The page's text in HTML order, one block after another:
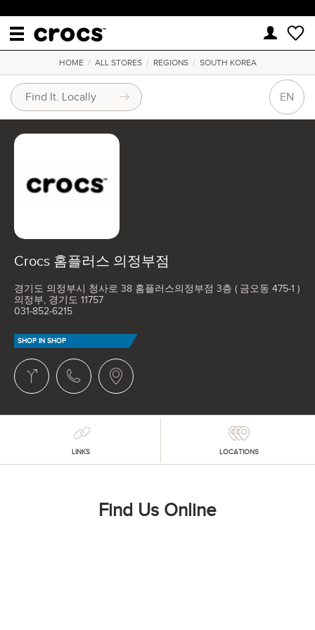
HOME/ ALL STORES/ REGIONS/ SOUTH KOREA
EN
Crocs 홈플러스 의정부점
경기도 의정부시 청사로 38 홈플러스의정부점 3층 ( 금오동 475-1 )
의정부, 경기도 11757
031-852-6215
SHOP IN SHOP
LINKS LOCATIONS
Find Us Online